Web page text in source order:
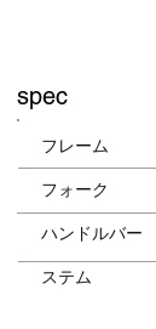
spec
フレーム
フォーク
ハンドルバー
ステム